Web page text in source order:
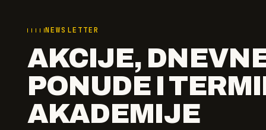
NEWSLETTER
AKCIJE,
PONUDE I
AKADEMIJE